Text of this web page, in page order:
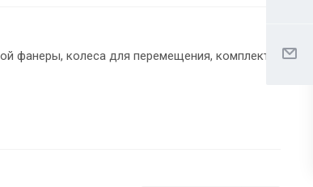
фанеры, колеса для перемещения, комплект